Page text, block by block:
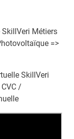
Métiers
=>
SkillVeri
/